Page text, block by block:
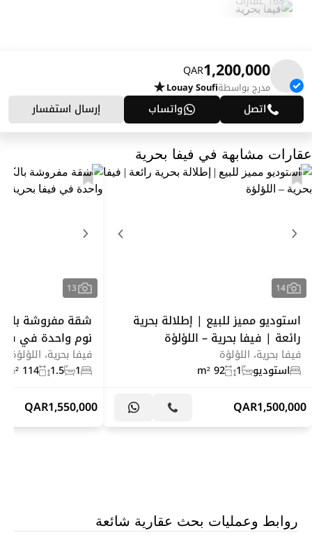
1,200,000
QAR
مدرج بواسطةLouay Soufi
اتصل واتساب إرسال استفسار
عقارات مشابهة في فيفا بحرية
14
استوديو مميز للبيع | إطلالة بحرية
رائعة | فيفا بحرية – اللؤلؤة
فيفا بحرية، اللؤلؤة
استوديو
1
92 m²
1,500,000
QAR
13
شقة مفروشة
نوم واحدة في
فيفا بحرية، اللؤلؤة
1
1.5
114 m²
1,550,000
QAR
روابط وعمليات بحث عقارية شائعة